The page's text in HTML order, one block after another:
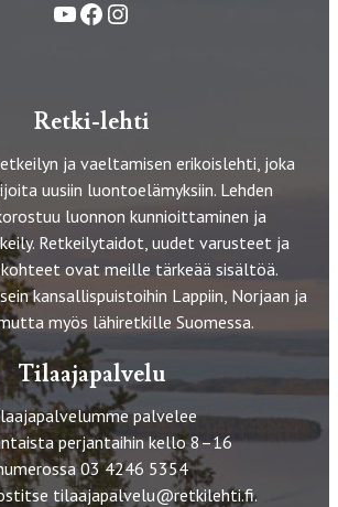
YouTube
FacebookInstagram
Retki-lehti
ja vaeltamisen erikoislehti, joka
uusiin luontoelämyksiin. Lehden
luonnon kunnioittaminen ja
Retkeilytaidot, uudet varusteet ja
ovat meille tärkeää sisältöä.
kansallispuistoihin Lappiin, Norjaan ja
myös lähiretkille Suomessa.
Tilaajapalvelu
palvelee
perjantaihin kello 8–16
03 4246 5354
tilaajapalvelu@retkilehti.fi.